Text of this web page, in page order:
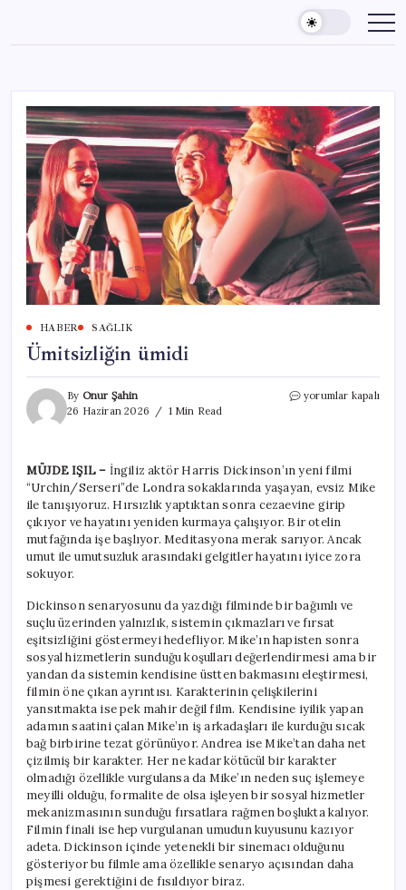
content
HABER SAĞLIK
Ümitsizliğin ümidi
By Onur Şahin
26 Haziran 2026
1 Min Read
Ümitsizliğin
yorumlar kapalı
MÜJDE IŞIL – İngiliz aktör Harris Dickinson’ın yeni filmi
“Urchin/Serseri”de Londra sokaklarında yaşayan, evsiz Mike
ile tanışıyoruz. Hırsızlık yaptıktan sonra cezaevine girip
çıkıyor ve hayatını yeniden kurmaya çalışıyor. Bir otelin
mutfağında işe başlıyor. Meditasyona merak sarıyor. Ancak
umut ile umutsuzluk arasındaki gelgitler hayatını iyice zora
sokuyor.
Dickinson senaryosunu da yazdığı filminde bir bağımlı ve
suçlu üzerinden yalnızlık, sistemin çıkmazları ve fırsat
eşitsizliğini göstermeyi hedefliyor. Mike’ın hapisten sonra
sosyal hizmetlerin sunduğu koşulları değerlendirmesi ama bir
yandan da sistemin kendisine üstten bakmasını eleştirmesi,
filmin öne çıkan ayrıntısı. Karakterinin çelişkilerini
yansıtmakta ise pek mahir değil film. Kendisine iyilik yapan
adamın saatini çalan Mike’ın iş arkadaşları ile kurduğu sıcak
bağ birbirine tezat görünüyor. Andrea ise Mike’tan daha net
çizilmiş bir karakter. Her ne kadar kötücül bir karakter
olmadığı özellikle vurgulansa da Mike’ın neden suç işlemeye
meyilli olduğu, formalite de olsa işleyen bir sosyal hizmetler
mekanizmasının sunduğu fırsatlara rağmen boşlukta kalıyor.
Filmin finali ise hep vurgulanan umudun kuyusunu kazıyor
adeta. Dickinson içinde yetenekli bir sinemacı olduğunu
gösteriyor bu filmle ama özellikle senaryo açısından daha
pişmesi gerektiğini de fısıldıyor biraz.